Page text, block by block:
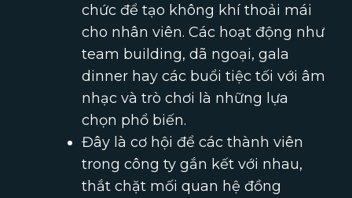
chức để tạo không khí thoải mái
cho nhân viên. Các hoạt động như
team building, dã ngoại, gala
dinner hay các buổi tiệc tối với âm
nhạc và trò chơi là những lựa
chọn phổ biến.
Đây là cơ hội để các thành viên
trong công ty gắn kết với nhau,
thắt chặt mối quan hệ đồng